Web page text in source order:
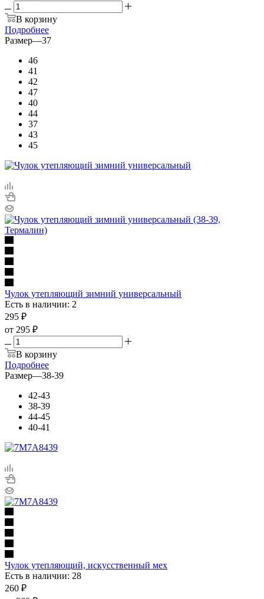
В корзину
Подробнее
Размер—37
46
41
42
47
40
44
37
43
45
Чулок утепляющий зимний универсальный
Есть в наличии: 2
295 ₽
от 295 ₽
В корзину
Подробнее
Размер—38-39
42-43
38-39
44-45
40-41
Чулок утепляющий, искусственный мех
Есть в наличии: 28
260 ₽